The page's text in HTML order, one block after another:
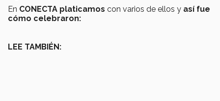
En CONECTA platicamos con varios de ellos y así fue
cómo celebraron:
LEE TAMBIÉN: